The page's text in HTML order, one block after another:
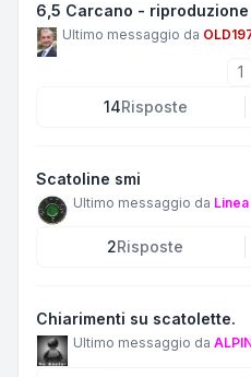
6,5 Carcano -
Ultimo messaggio da
1
14Risposte
Scatoline smi
Ultimo messaggio da
2Risposte
Chiarimenti su scatolette.
Ultimo messaggio da